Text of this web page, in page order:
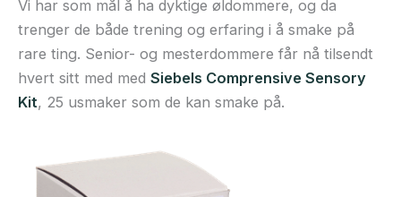
Vi har som mål å ha dyktige øldommere, og da
trenger de både trening og erfaring i å smake på
rare ting. Senior- og mesterdommere får nå tilsendt
hvert sitt med med Siebels Comprensive Sensory
Kit, 25 usmaker som de kan smake på.